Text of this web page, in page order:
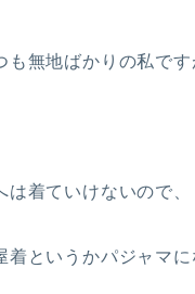
も無地ばかりの私で
は着ていけないので、
着というかパジャマに